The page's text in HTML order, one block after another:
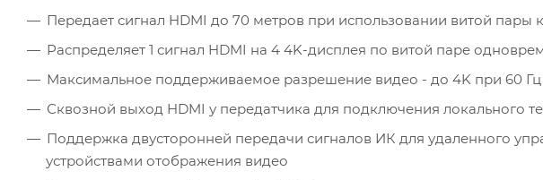
Передает сигнал HDMI до 70 метров при использовании витой пары
Распределяет 1 сигнал HDMI на 4 4K-дисплея по витой паре
Максимальное поддерживаемое разрешение видео - до 4K при 60 Гц
Сквозной выход HDMI у передатчика для подключения локального
Поддержка двусторонней передачи сигналов ИК для удаленного
устройствами отображения видео